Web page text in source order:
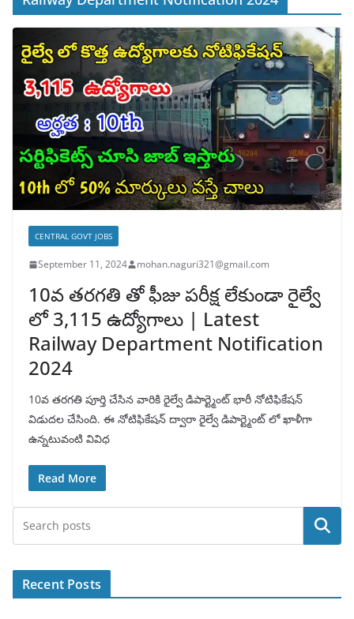
CENTRAL GOVT JOBS
September 11, 2024 mohan.naguri321@gmail.com
10వ తరగతి తో ఫీజు పరీక్ష లేకుండా రైల్వే
లో 3,115 ఉద్యోగాలు | Latest
Railway Department Notification
2024
10వ తరగతి పూర్తి చేసిన వారికి రైల్వే డిపార్ట్మెంట్ భారీ నోటిఫికేషన్
విడుదల చేసింది. ఈ నోటిఫికేషన్ ద్వారా రైల్వే డిపార్ట్మెంట్ లో ఖాళీగా
ఉన్నటువంటి వివిధ
Read More
Search
Recent Posts